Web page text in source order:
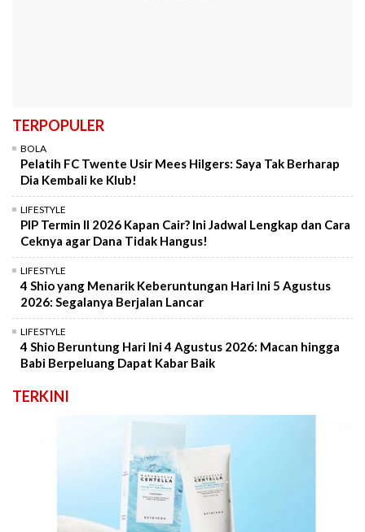
TERPOPULER
BOLA
Pelatih FC Twente Usir Mees Hilgers: Saya Tak Berharap
Dia Kembali ke Klub!
LIFESTYLE
PIP Termin II 2026 Kapan Cair? Ini Jadwal Lengkap dan Cara
Ceknya agar Dana Tidak Hangus!
LIFESTYLE
4 Shio yang Menarik Keberuntungan Hari Ini 5 Agustus
2026: Segalanya Berjalan Lancar
LIFESTYLE
4 Shio Beruntung Hari Ini 4 Agustus 2026: Macan hingga
Babi Berpeluang Dapat Kabar Baik
TERKINI